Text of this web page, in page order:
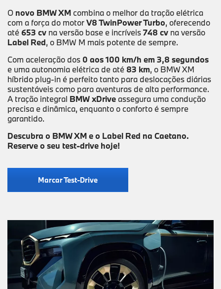
O novo BMW XM combina o melhor da tração elétrica
com a força do motorV8 TwinPower Turbo, oferecendo
até 653 cv na versão base e incríveis748 cv na versão
Label Red, o BMW M mais potente de sempre.
Com aceleração dos 0 aos 100 km/h em 3,8 segundos
e uma autonomia elétrica de até 83 km, o BMW XM
híbrido plug-in é perfeito tanto para deslocações diárias
sustentáveis como para aventuras de alta performance.
A tração integral BMW xDrive assegura uma condução
precisa e dinâmica, enquanto o conforto é sempre
garantido.
Descubra o BMW XM e o Label Red na Caetano.
Reserve o seu test-drive hoje!
Marcar Test-Drive